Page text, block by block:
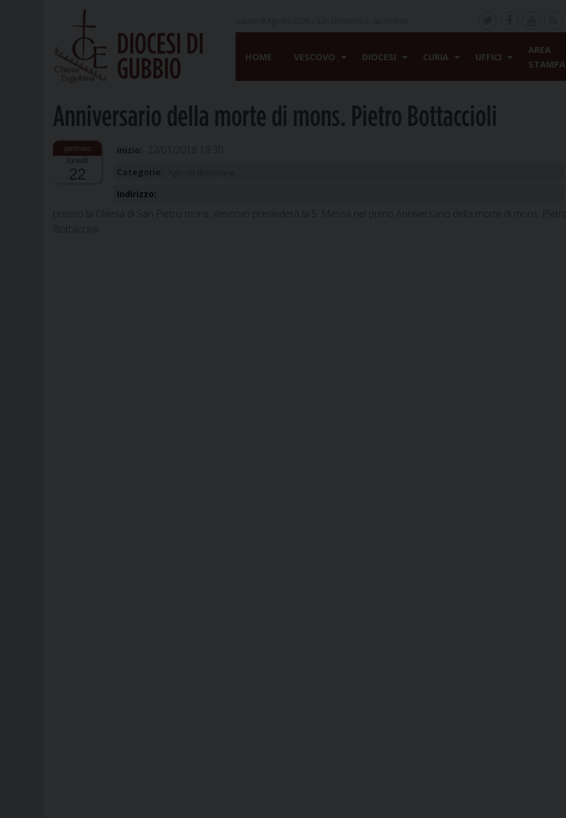
DIOCESI DI
GUBBIO
HOME VESCOVO DIOCESI CURIA UFFICI
AREA
STAMPA
Anniversario della morte di mons. Pietro Bottaccioli
lunedì
22
Inizio: 22/01/2018 18:30
Categorie:
Indirizzo:
presso la Chiesa di San Pietro mons. Vescovo presiederà la S. Messa nel primo Anniversario della morte di mons. Pietro
Bottaccioli